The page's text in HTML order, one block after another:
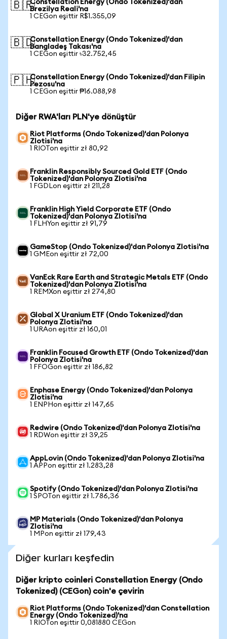
🇧🇷Constellation Energy (Ondo Tokenized)'dan
Brezilya Reali'na
1 CEGon eşittir R$1.355,09
🇧🇩Constellation Energy (Ondo Tokenized)'dan
Bangladeş Takası'na
1 CEGon eşittir ৳32.752,45
🇵🇭Constellation Energy (Ondo Tokenized)'dan Filipin
Pezosu'na
1 CEGon eşittir ₱16.088,98
Diğer RWA'ları PLN'ye dönüştür
Riot Platforms (Ondo Tokenized)'dan Polonya
Zlotisi'na
1 RIOTon eşittir zł 80,92
Franklin Responsibly Sourced Gold ETF (Ondo
Tokenized)'dan Polonya Zlotisi'na
1 FGDLon eşittir zł 211,28
Franklin High Yield Corporate ETF (Ondo
Tokenized)'dan Polonya Zlotisi'na
1 FLHYon eşittir zł 91,79
GameStop (Ondo Tokenized)'dan Polonya Zlotisi'na
1 GMEon eşittir zł 72,00
VanEck Rare Earth and Strategic Metals ETF (Ondo
Tokenized)'dan Polonya Zlotisi'na
1 REMXon eşittir zł 274,80
Global X Uranium ETF (Ondo Tokenized)'dan
Polonya Zlotisi'na
1 URAon eşittir zł 160,01
Franklin Focused Growth ETF (Ondo Tokenized)'dan
Polonya Zlotisi'na
1 FFOGon eşittir zł 186,82
Enphase Energy (Ondo Tokenized)'dan Polonya
Zlotisi'na
1 ENPHon eşittir zł 147,65
Redwire (Ondo Tokenized)'dan Polonya Zlotisi'na
1 RDWon eşittir zł 39,25
AppLovin (Ondo Tokenized)'dan Polonya Zlotisi'na
1 APPon eşittir zł 1.283,28
Spotify (Ondo Tokenized)'dan Polonya Zlotisi'na
1 SPOTon eşittir zł 1.786,36
MP Materials (Ondo Tokenized)'dan Polonya
Zlotisi'na
1 MPon eşittir zł 179,43
Diğer kurları keşfedin
Diğer kripto coinleri Constellation Energy (Ondo
Tokenized) (CEGon) coin'e çevirin
Riot Platforms (Ondo Tokenized)'dan Constellation
Energy (Ondo Tokenized)'na
1 RIOTon eşittir 0,081880 CEGon